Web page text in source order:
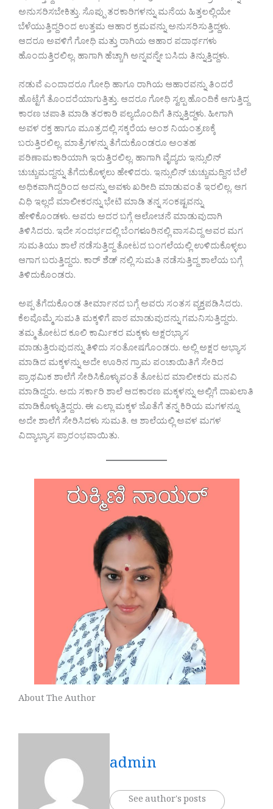
ಅನುಸರಿಸಬೇಕಿತ್ತು. ಸೊಪ್ಪು ತರಕಾರಿಗಳನ್ನು ಮನೆಯ ಹಿತ್ತಲಲ್ಲಿಯೇ
ಬೆಳೆಯುತ್ತಿದ್ದರಿಂದ ಉತ್ತಮ ಆಹಾರ ಕ್ರಮವನ್ನು ಅನುಸರಿಸುತ್ತಿದ್ದಳು.
ಆದರೂ ಅವಳಿಗೆ ಗೋಧಿ ಮತ್ತು ರಾಗಿಯ ಆಹಾರ ಪದಾರ್ಥಗಳು
ಹೊಂದುತ್ತಿರಲಿಲ್ಲ. ಹಾಗಾಗಿ ಹೆಚ್ಚಾಗಿ ಅನ್ನವನ್ನೇ ಬಸಿದು ತಿನ್ನುತ್ತಿದ್ದಳು.
ನಡುವೆ ಎಂದಾದರೂ ಗೋಧಿ ಹಾಗೂ ರಾಗಿಯ ಆಹಾರವನ್ನು ತಿಂದರೆ
ಹೊಟ್ಟೆಗೆ ತೊಂದರೆಯಾಗುತ್ತಿತ್ತು. ಆದರೂ ಗೋಧಿ ಸ್ವಲ್ಪ ಹೊಂದಿಕೆ ಆಗುತ್ತಿದ್ದ
ಕಾರಣ ಚಪಾತಿ ಮಾಡಿ ತರಕಾರಿ ಪಲ್ಯದೊಂದಿಗೆ ತಿನ್ನುತ್ತಿದ್ದಳು. ಹೀಗಾಗಿ
ಅವಳ ರಕ್ತ ಹಾಗೂ ಮೂತ್ರದಲ್ಲಿ ಸಕ್ಕರೆಯ ಅಂಶ ನಿಯಂತ್ರಣಕ್ಕೆ
ಬರುತ್ತಿರಲಿಲ್ಲ. ಮಾತ್ರೆಗಳನ್ನು ತೆಗೆದುಕೊಂಡರೂ ಅಂತಹ
ಪರಿಣಾಮಕಾರಿಯಾಗಿ ಇರುತ್ತಿರಲಿಲ್ಲ. ಹಾಗಾಗಿ ವೈದ್ಯರು ಇನ್ಸುಲಿನ್
ಚುಚ್ಚುಮದ್ದನ್ನು ತೆಗೆದುಕೊಳ್ಳಲು ಹೇಳಿದರು. ಇನ್ಸುಲಿನ್ ಚುಚ್ಚುಮದ್ದಿನ ಬೆಲೆ
ಅಧಿಕವಾಗಿದ್ದರಿಂದ ಅದನ್ನು ಅವಳು ಖರೀದಿ ಮಾಡುವಂತೆ ಇರಲಿಲ್ಲ. ಆಗ
ವಿಧಿ ಇಲ್ಲದೆ ಮಾಲೀಕರನ್ನು ಭೇಟಿ ಮಾಡಿ ತನ್ನ ಸಂಕಷ್ಟವನ್ನು
ಹೇಳಿಕೊಂಡಳು. ಅವರು ಅದರ ಬಗ್ಗೆ ಆಲೋಚನೆ ಮಾಡುವುದಾಗಿ
ತಿಳಿಸಿದರು. ಇದೇ ಸಂದರ್ಭದಲ್ಲಿ ಬೆಂಗಳೂರಿನಲ್ಲಿ ವಾಸವಿದ್ದ ಅವರ ಮಗ
ಸುಮತಿಯು ಶಾಲೆ ನಡೆಸುತ್ತಿದ್ದ ತೋಟದ ಬಂಗಲೆಯಲ್ಲಿ ಉಳಿದುಕೊಳ್ಳಲು
ಆಗಾಗ ಬರುತ್ತಿದ್ದರು. ಕಾರ್ ಶೆಡ್ ನಲ್ಲಿ ಸುಮತಿ ನಡೆಸುತ್ತಿದ್ದ ಶಾಲೆಯ ಬಗ್ಗೆ
ತಿಳಿದುಕೊಂಡರು.
ಅಪ್ಪ ತೆಗೆದುಕೊಂಡ ತೀರ್ಮಾನದ ಬಗ್ಗೆ ಅವರು ಸಂತಸ ವ್ಯಕ್ತಪಡಿಸಿದರು.
ಕೆಲವೊಮ್ಮೆ ಸುಮತಿ ಮಕ್ಕಳಿಗೆ ಪಾಠ ಮಾಡುವುದನ್ನು ಗಮನಿಸುತ್ತಿದ್ದರು.
ತಮ್ಮ ತೋಟದ ಕೂಲಿ ಕಾರ್ಮಿಕರ ಮಕ್ಕಳು ಅಕ್ಷರಭ್ಯಾಸ
ಮಾಡುತ್ತಿರುವುದನ್ನು ತಿಳಿದು ಸಂತೋಷಗೊಂಡರು. ಅಲ್ಲಿ ಅಕ್ಷರ ಅಭ್ಯಾಸ
ಮಾಡಿದ ಮಕ್ಕಳನ್ನು ಅದೇ ಊರಿನ ಗ್ರಾಮ ಪಂಚಾಯಿತಿಗೆ ಸೇರಿದ
ಪ್ರಾಥಮಿಕ ಶಾಲೆಗೆ ಸೇರಿಸಿಕೊಳ್ಳುವಂತೆ ತೋಟದ ಮಾಲೀಕರು ಮನವಿ
ಮಾಡಿದ್ದರು. ಅದು ಸರ್ಕಾರಿ ಶಾಲೆ ಆದಕಾರಣ ಮಕ್ಕಳನ್ನು ಅಲ್ಲಿಗೆ ದಾಖಲಾತಿ
ಮಾಡಿಕೊಳ್ಳುತ್ತಿದ್ದರು. ಈ ಎಲ್ಲಾ ಮಕ್ಕಳ ಜೊತೆಗೆ ತನ್ನ ಕಿರಿಯ ಮಗಳನ್ನೂ
ಅದೇ ಶಾಲೆಗೆ ಸೇರಿಸಿದಳು ಸುಮತಿ. ಆ ಶಾಲೆಯಲ್ಲಿ ಅವಳ ಮಗಳ
ವಿದ್ಯಾಭ್ಯಾಸ ಪ್ರಾರಂಭವಾಯಿತು.
About The Author
admin
See author's posts